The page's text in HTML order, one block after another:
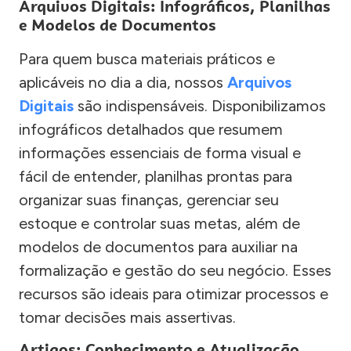
Arquivos Digitais: Infográficos, Planilhas
e Modelos de Documentos
Para quem busca materiais práticos e
aplicáveis no dia a dia, nossos Arquivos
Digitais são indispensáveis. Disponibilizamos
infográficos detalhados que resumem
informações essenciais de forma visual e
fácil de entender, planilhas prontas para
organizar suas finanças, gerenciar seu
estoque e controlar suas metas, além de
modelos de documentos para auxiliar na
formalização e gestão do seu negócio. Esses
recursos são ideais para otimizar processos e
tomar decisões mais assertivas.